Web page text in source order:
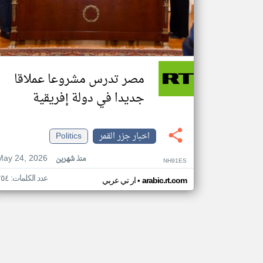
مصر تدرس مشروعا عملاقا
جديدا في دولة إفريقية
اخبار جزر القمر
Politics
24, 2026
منذ شهرين NH91ES
ار تي عربي• arabic.rt.com عدد الكلمات: ٢٥٤